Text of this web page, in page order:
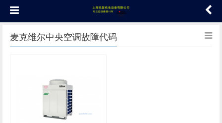
麦克维尔中央空调故障代码